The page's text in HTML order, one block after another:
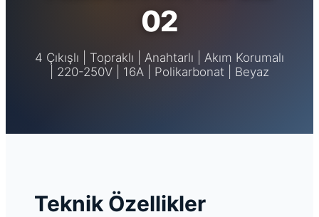
02
4 Çıkışlı | Topraklı | Anahtarlı | Akım Korumalı
| 220-250V | 16A | Polikarbonat | Beyaz
Teknik Özellikler